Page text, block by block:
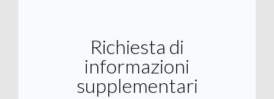
Richiesta di
informazioni
supplementari